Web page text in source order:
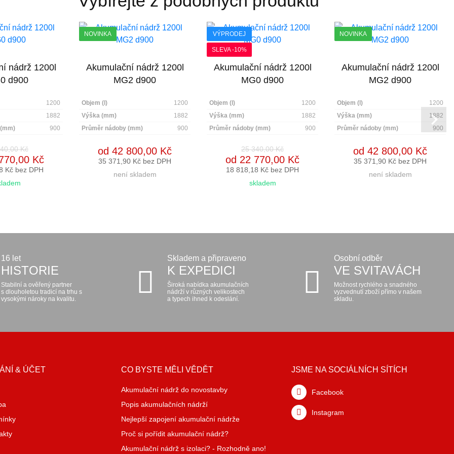
nádrž 1200l
d900
1200
1882
900
Kč
Kč
Kč bez DPH
NOVINKA
Akumulační nádrž 1200l
MG2 d900
Objem (l)
1200
Výška (mm)
1882
Průměr nádoby (mm)
900
od 42 800,00 Kč
35 371,90 Kč bez DPH
není skladem
VÝPRODEJ
SLEVA -10%
Akumulační nádrž 1200l
MG0 d900
Objem (l)
1200
Výška (mm)
1882
Průměr nádoby (mm)
900
25 340,00 Kč
od 22 770,00 Kč
18 818,18 Kč bez DPH
skladem
NOVINKA
Akumulační nádrž 1200l
MG2 d900
Objem (l)
1200
Výška (mm)
1882
Průměr nádoby (mm)
900
od 42 800,00 Kč
35 371,90 Kč bez DPH
není skladem
16 let
HISTORIE
Stabilní a ověřený partner
s dlouholetou tradicí na trhu s
vysokými nároky na kvalitu.
Skladem a připraveno
K EXPEDICI
Široká nabídka akumulačních
nádrží v různých velikostech
a typech ihned k odeslání.
Osobní odběr
VE SVITAVÁCH
Možnost rychlého a snadného
vyzvednutí zboží přímo v našem
skladu.
& ÚČET CO BYSTE MĚLI VĚDĚT
Akumulační nádrž do novostavby
Popis akumulačních nádrží
Nejlepší zapojení akumulační nádrže
Proč si pořídit akumulační nádrž?
Akumulační nádrž s izolaci? - Rozhodně ano!
JSME NA SOCIÁLNÍCH SÍTÍCH
Facebook
Instagram